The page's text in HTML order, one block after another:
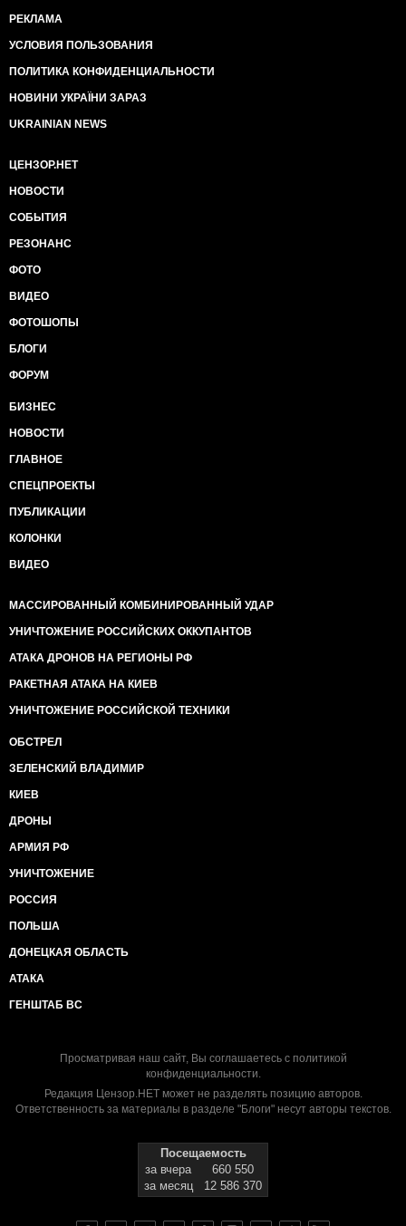
РЕКЛАМА
УСЛОВИЯ ПОЛЬЗОВАНИЯ
ПОЛИТИКА КОНФИДЕНЦИАЛЬНОСТИ
НОВИНИ УКРАЇНИ ЗАРАЗ
UKRAINIAN NEWS
ЦЕНЗОР.НЕТ
НОВОСТИ
СОБЫТИЯ
РЕЗОНАНС
ФОТО
ВИДЕО
ФОТОШОПЫ
БЛОГИ
ФОРУМ
БИЗНЕС
НОВОСТИ
ГЛАВНОЕ
СПЕЦПРОЕКТЫ
ПУБЛИКАЦИИ
КОЛОНКИ
ВИДЕО
МАССИРОВАННЫЙ КОМБИНИРОВАННЫЙ УДАР
УНИЧТОЖЕНИЕ РОССИЙСКИХ ОККУПАНТОВ
АТАКА ДРОНОВ НА РЕГИОНЫ РФ
РАКЕТНАЯ АТАКА НА КИЕВ
УНИЧТОЖЕНИЕ РОССИЙСКОЙ ТЕХНИКИ
ОБСТРЕЛ
ЗЕЛЕНСКИЙ ВЛАДИМИР
КИЕВ
ДРОНЫ
АРМИЯ РФ
УНИЧТОЖЕНИЕ
РОССИЯ
ПОЛЬША
ДОНЕЦКАЯ ОБЛАСТЬ
АТАКА
ГЕНШТАБ ВС
Просматривая наш сайт, Вы соглашаетесь с политикой
конфиденциальности.
Редакция Цензор.НЕТ может не разделять позицию авторов.
Ответственность за материалы в разделе "Блоги" несут авторы текстов.
Посещаемость
за вчера
660 550
за месяц
12 586 370